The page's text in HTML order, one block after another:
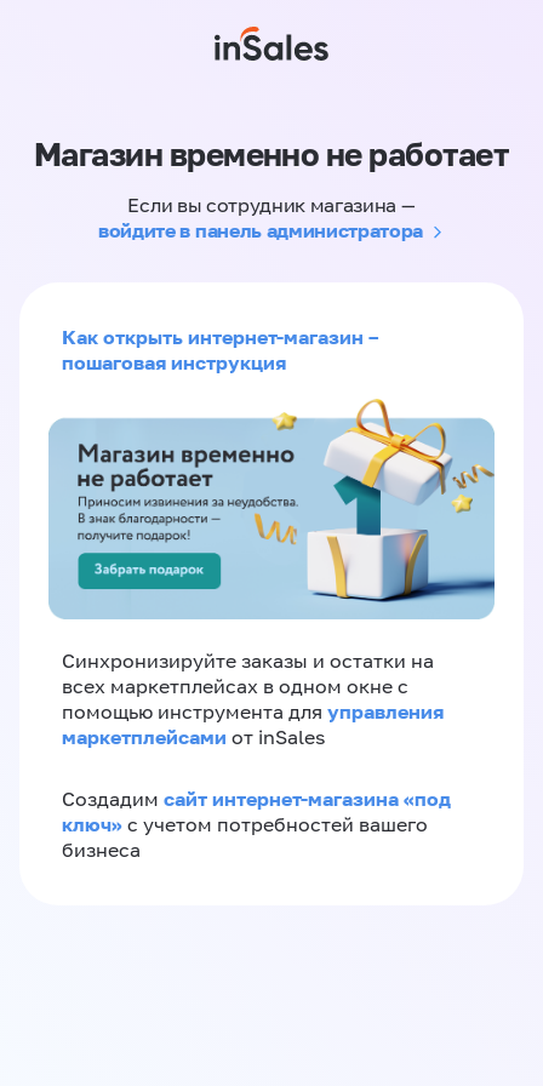
Магазин временно не работает
Если вы сотрудник магазина —
войдите в панель администратора
Как открыть интернет-магазин –
пошаговая инструкция
Синхронизируйте заказы и остатки на
всех маркетплейсах в одном окне с
помощью инструмента для управления
маркетплейсами от inSales
Создадим сайт интернет-магазина «под
ключ» с учетом потребностей вашего
бизнеса